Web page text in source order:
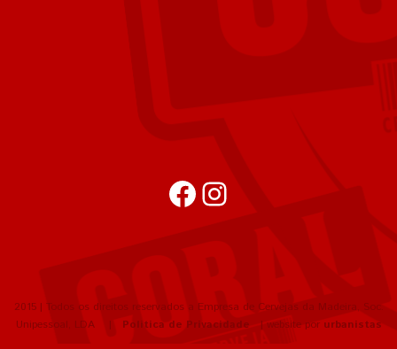
FacebookInstagram
2015 | Todos os direitos reservados a Empresa de Cervejas da Madeira, Soc.
Unipessoal, LDA | Política de Privacidade | website por urbanistas